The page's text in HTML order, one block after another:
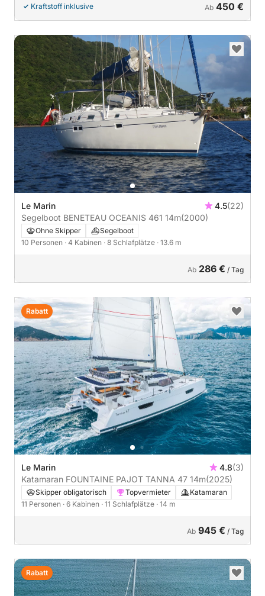
Kraftstoff inklusive Ab 450 €
Le Marin 4.5(22)
Segelboot BENETEAU OCEANIS 461 14m(2000)
Ohne Skipper
Segelboot
10 Personen · 4 Kabinen · 8 Schlafplätze · 13.6 m
Ab 286 € / Tag
Le Marin 4.8(3)
Katamaran FOUNTAINE PAJOT TANNA 47 14m(2025)
Skipper obligatorisch Topvermieter
Katamaran
11 Personen · 6 Kabinen · 11 Schlafplätze · 14 m
Ab 945 € / Tag
Rabatt
Rabatt